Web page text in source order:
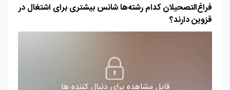
فراغ‌التصحیلان کدام رشته‌ها شانس بیشتری برای اشتغال در
قزوین دارند؟
قابل مشاهده برای دنبال کننده ها